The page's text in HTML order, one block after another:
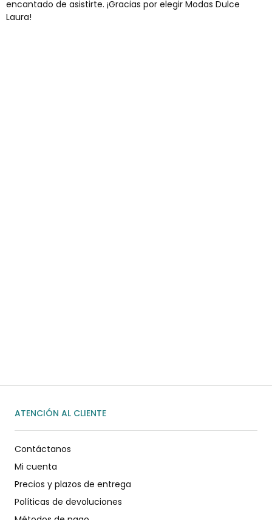
encantado de asistirte. ¡Gracias por elegir Modas Dulce
Laura!
ATENCIÓN AL CLIENTE
Contáctanos
Mi cuenta
Precios y plazos de entrega
Políticas de devoluciones